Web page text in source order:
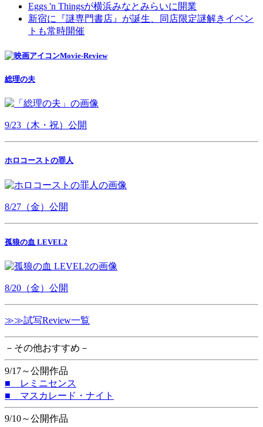
Eggs 'n Thingsが横浜みなとみらいに開業
新宿に『謎専門書店』が誕生、同店限定謎解きイベン
トも常時開催
Movie-Review
総理の夫
9/23（木・祝）公開
ホロコーストの罪人
8/27（金）公開
孤狼の血 LEVEL2
8/20（金）公開
≫≫試写Review一覧
－その他おすすめ－
9/17～公開作品
■ レミニセンス
■ マスカレード・ナイト
9/10～公開作品